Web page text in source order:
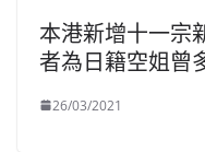
本港新增十一宗
者為日籍空姐曾
26/03/2021